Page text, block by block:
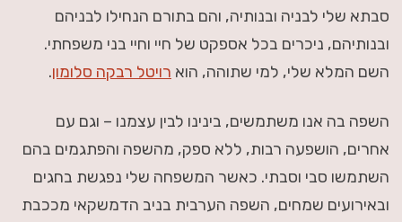
סבתא שלי לבניה ובנותיה, והם בתורם הנחילו לבניהם
ובנותיהם, ניכרים בכל אספקט של חיי וחיי בני משפחתי.
השם המלא שלי, למי שתוהה, הוא רויטל רבקה סלומון.
השפה בה אנו משתמשים, בינינו לבין עצמנו – וגם עם
אחרים, הושפעה רבות, ללא ספק, מהשפה והפתגמים בהם
השתמשו סבי וסבתי. כאשר המשפחה שלי נפגשת בחגים
ובאירועים שמחים, השפה הערבית בניב הדמשקאי מככבת